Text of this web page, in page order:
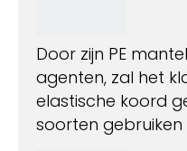
Door zijn PE
agenten, zal het
elastische koord
soorten